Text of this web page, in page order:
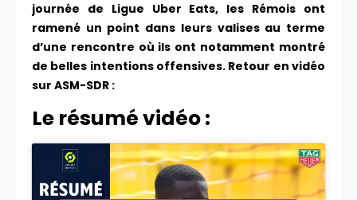
journée de Ligue Uber Eats, les Rémois ont
ramené un point dans leurs valises au terme
d’une rencontre où ils ont notamment montré
de belles intentions offensives. Retour en vidéo
sur ASM-SDR :
Le résumé vidéo :